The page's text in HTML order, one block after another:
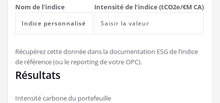
Nom de l’indice Intensité de l’indice (tCO2e/€M CA)
Récupérez cette donnée dans la documentation ESG de l’indice
de référence (ou le reporting de votre OPC).
Résultats
Intensité carbone du portefeuille